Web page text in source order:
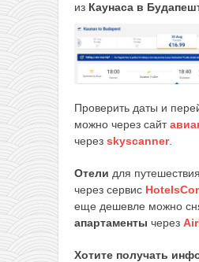
из Каунаса в
Проверить даты и
можно через сайт
через skyscanner.
Отели для
через сервис
еще дешевле можно
апартаменты через
Хотите получать